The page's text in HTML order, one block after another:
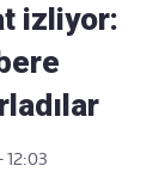
izliyor:
12:03